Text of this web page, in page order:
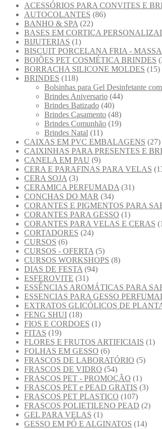
ACESSÓRIOS PARA CONVITES E
AUTOCOLANTES (86)
BANHO & SPA (22)
BASES EM CORTIÇA
BIJUTERIAS (1)
BISCUIT PORCELANA FRIA -
BOIÕES PET COSMÉTICA BRINDES
BORRACHA SILICONE MOLDES (15)
BRINDES (118)
Bolsinhas para Gel Desinfetante
Brindes Aniversario (44)
Brindes Batizado (40)
Brindes Casamento (48)
Brindes Comunhão (19)
Brindes Natal (11)
CAIXAS EM PVC EMBALAGENS (27)
CAIXINHAS PARA PRESENTES E
CANELA EM PAU (9)
CERA E PARAFINAS PARA VELAS
CERA SOJA (3)
CERAMICA PERFUMADA (31)
CONCHAS DO MAR (34)
CORANTES E PIGMENTOS PARA
CORANTES PARA GESSO (1)
CORANTES PARA VELAS E CERAS
CORTADORES (24)
CURSOS (6)
CURSOS - OFERTA (5)
CURSOS WORKSHOPS (8)
DIAS DE FESTA (94)
ESFEROVITE (31)
ESSÊNCIAS AROMÁTICAS PARA
ESSENCIAS PARA GESSO
EXTRATOS GLICÓLICOS DE
FENG SHUI (18)
FIOS E CORDOES (1)
FITAS (19)
FLORES E FRUTOS ARTIFICIAIS (1)
FOLHAS EM GESSO (6)
FRASCOS DE LABORATÓRIO (5)
FRASCOS DE VIDRO (54)
FRASCOS PET - PROMOÇÃO (1)
FRASCOS PET e PEAD GRATIS (3)
FRASCOS PET PLASTICO (107)
FRASCOS POLIETILENO PEAD (2)
GEL PARA VELAS (1)
GESSO EM PÓ E ALGINATOS (14)